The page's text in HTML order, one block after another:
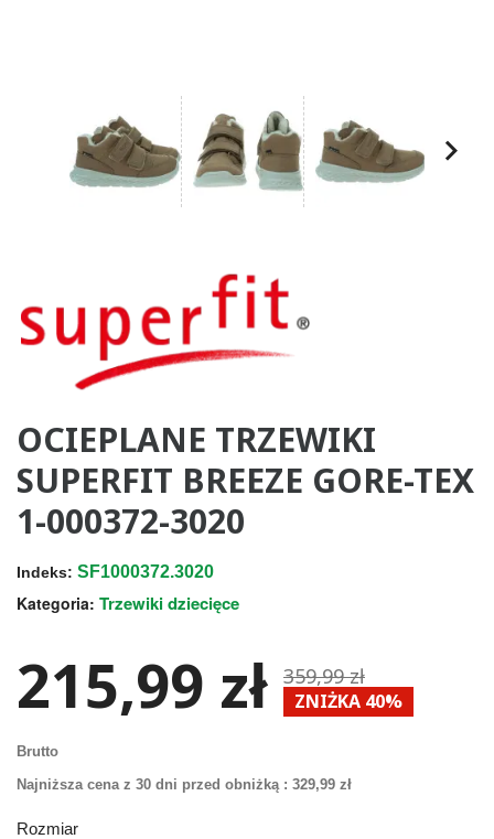
OCIEPLANE TRZEWIKI
SUPERFIT BREEZE GORE-TEX
1-000372-3020
Indeks: SF1000372.3020
Kategoria: Trzewiki dziecięce
215,99 zł 359,99 zł
ZNIŻKA 40%
Brutto
Najniższa cena z 30 dni przed obniżką : 329,99 zł
Rozmiar